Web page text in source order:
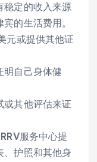
稳定的收入来源
的生活费用。
元或提供其他证
明自己身体健
或其他评估来证
服务中心提
、护照和其他身